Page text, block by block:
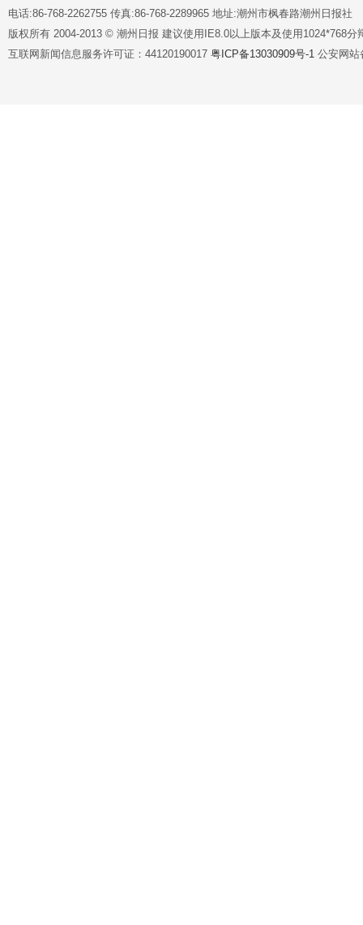
电话:86-768-2262755 传真:86-768-2289965 地址:潮州市枫春路潮州日报社
版权所有 2004-2013 © 潮州日报 建议使用IE8.0以上版本及使用1024*768分
互联网新闻信息服务许可证：44120190017 粤ICP备13030909号-1 公安网站